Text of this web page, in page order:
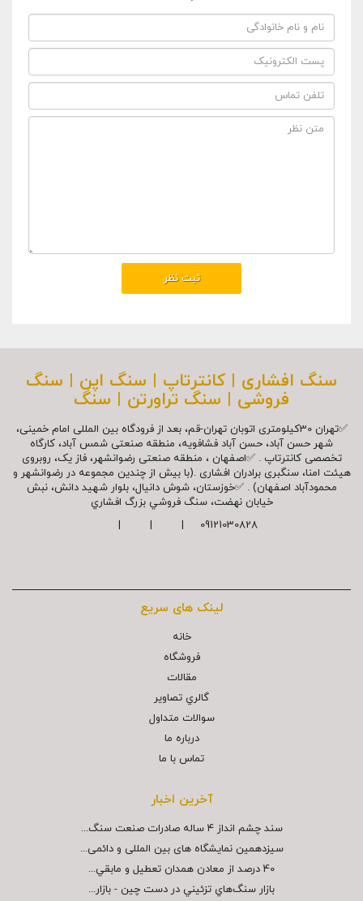
سنگ افشاری | کانترتاپ | سنگ اپن | سنگ
فروشی | سنگ تراورتن | سنگ
✅تهران 30کیلومتری اتوبان تهران-قم، بعد از فرودگاه بین المللی امام خمینی،
شهر حسن آباد، حسن آباد فشافویه، منطقه صنعتی شمس آباد، کارگاه
تخصصی کانترتاپ . ✅اصفهان ، منطقه صنعتی رضوانشهر، فاز یک، روبروی
هیئت امنا، سنگبری برادران افشاری .(با بیش از چندین مجموعه در رضوانشهر و
محمودآباد اصفهان) . ✅خوزستان، شوش دانیال، بلوار شهيد دانش، نبش
خیابان نهضت، سنگ فروشي بزرگ افشاري
09121030828 | | |
لینک های سریع
خانه
فروشگاه
مقالات
گالري تصاوير
سوالات متداول
درباره ما
تماس با ما
آخرین اخبار
سند چشم انداز ۴ ساله صادرات صنعت سنگ...
سیزدهمین نمایشگاه های بین المللی و دائمی...
40 درصد از معادن همدان تعطيل و مابقي...
بازار سنگ‌هاي تزئيني در دست چين - بازار...